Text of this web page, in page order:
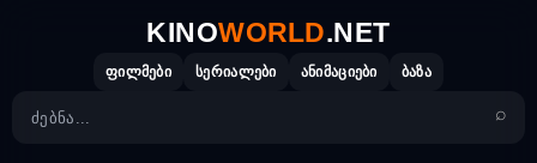
KINOWORLD.NET
ფილმები სერიალები ანიმაციები ბაზა